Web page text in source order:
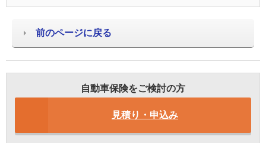
前のページに戻る
自動車保険をご検討の方
見積り・申込み